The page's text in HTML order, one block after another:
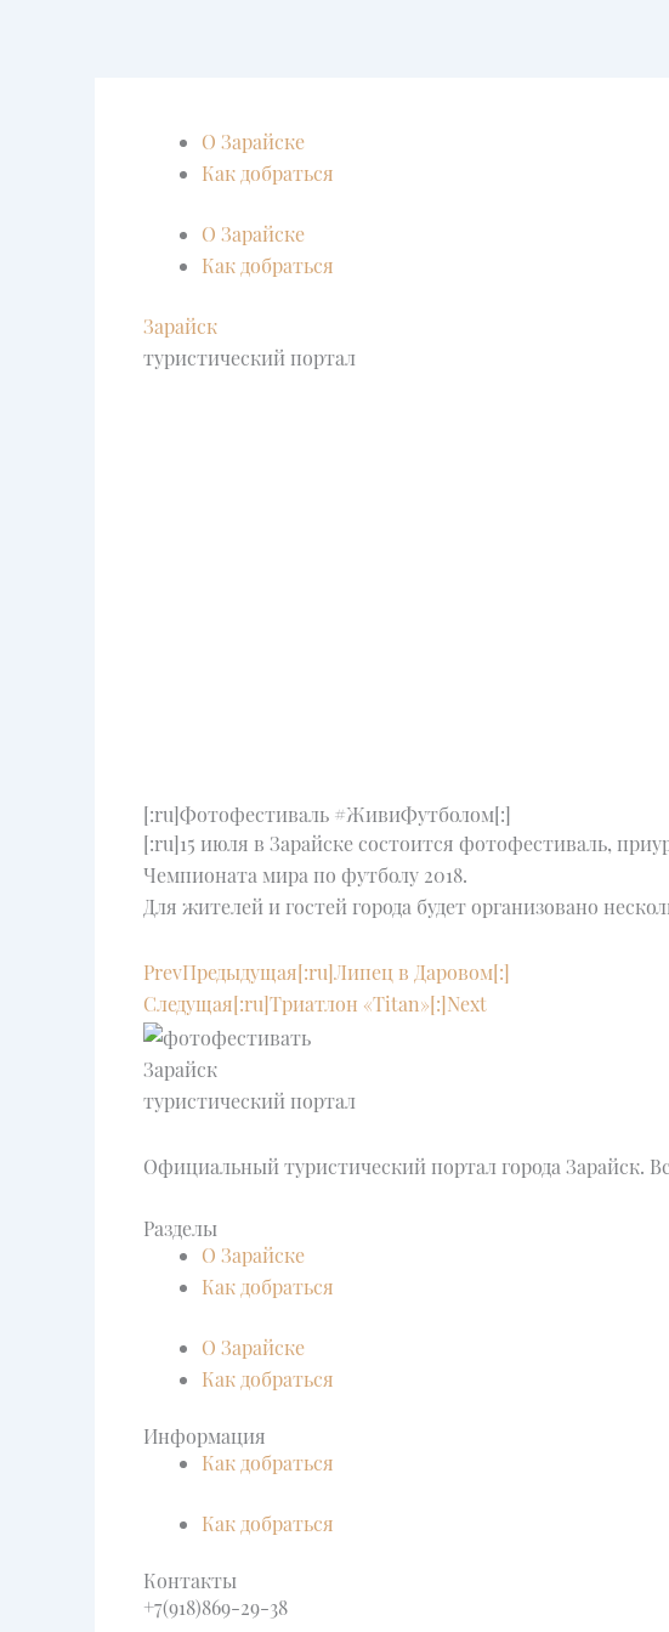
О Зарайске
Как добраться
О Зарайске
Как добраться
Зарайск
туристический портал
[:ru]Фотофестиваль #ЖивиФутболом[:]
[:ru]15 июля в Зарайске состоится фотофестиваль,
Чемпионата мира по футболу 2018.
Для жителей и гостей города будет организовано
PrevПредыдущая[:ru]Липец в Даровом[:]
Следущая[:ru]Триатлон «Titan»[:]Next
Зарайск
туристический портал
Официальный туристический портал города Зарайск.
Разделы
О Зарайске
Как добраться
О Зарайске
Как добраться
Информация
Как добраться
Как добраться
Контакты
+7(918)869-29-38